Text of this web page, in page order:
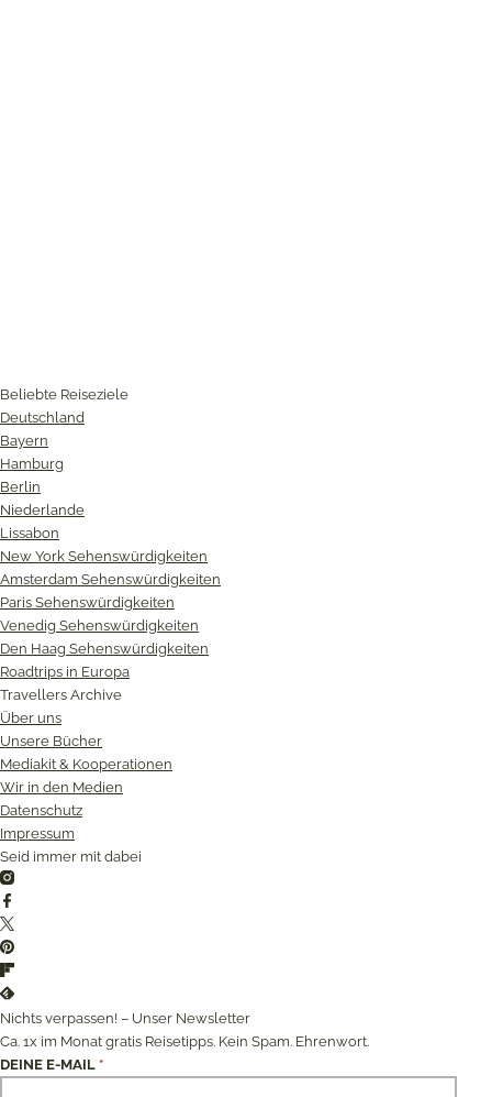
Beliebte Reiseziele
Deutschland
Bayern
Hamburg
Berlin
Niederlande
Lissabon
New York Sehenswürdigkeiten
Amsterdam Sehenswürdigkeiten
Paris Sehenswürdigkeiten
Venedig Sehenswürdigkeiten
Den Haag Sehenswürdigkeiten
Roadtrips in Europa
Travellers Archive
Über uns
Unsere Bücher
Mediakit & Kooperationen
Wir in den Medien
Datenschutz
Impressum
Seid immer mit dabei
Instagram
Twitter
Pinterest
Flipboard
Feedly
Nichts verpassen! – Unser Newsletter
Ca. 1x im Monat gratis Reisetipps. Kein Spam. Ehrenwort.
DEINE E-MAIL *